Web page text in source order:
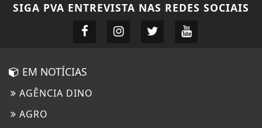
SIGA PVA ENTREVISTA NAS REDES SOCIAIS
EM NOTÍCIAS
AGÊNCIA DINO
AGRO